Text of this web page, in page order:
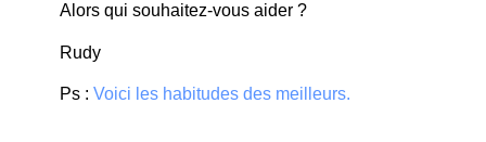
Alors qui souhaitez-vous aider ?
Rudy
Ps : Voici les habitudes des meilleurs.